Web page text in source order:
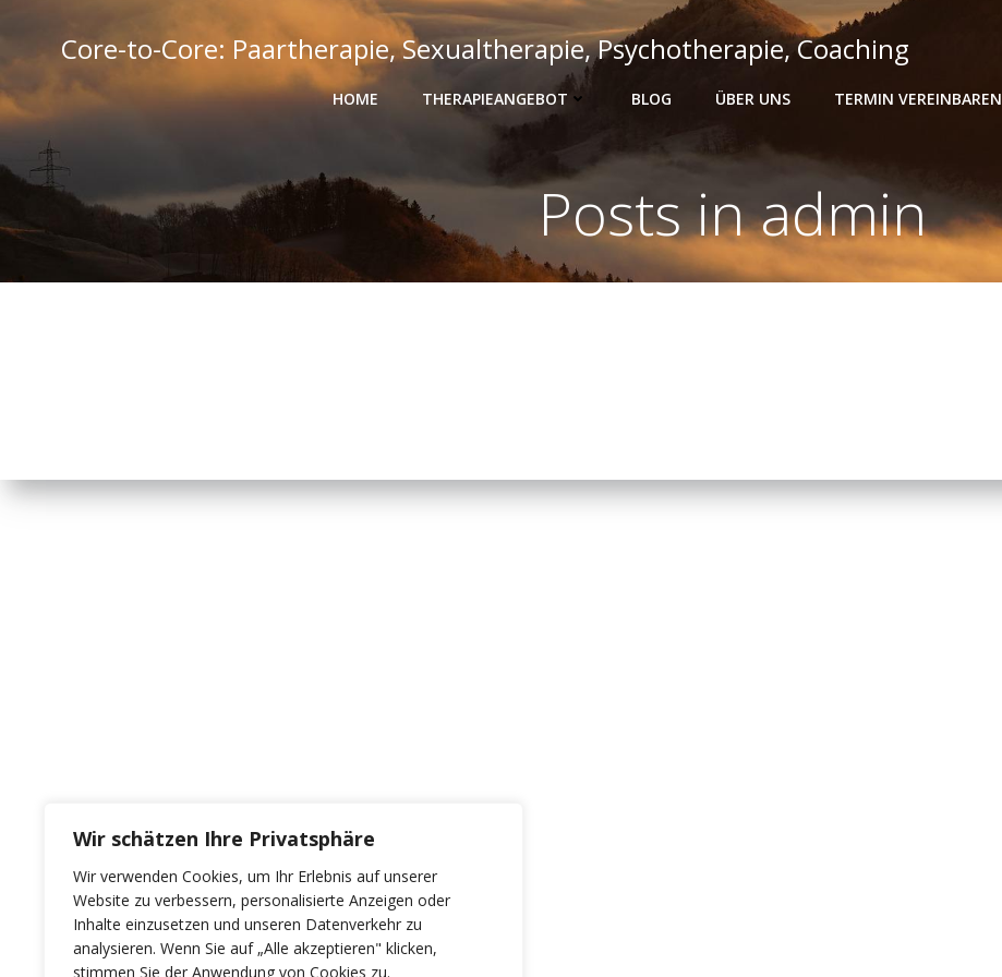
Wir schätzen Ihre Privatsphäre
Wir verwenden Cookies, um Ihr Erlebnis auf unserer
Website zu verbessern, personalisierte Anzeigen oder
Inhalte einzusetzen und unseren Datenverkehr zu
analysieren. Wenn Sie auf „Alle akzeptieren" klicken,
stimmen Sie der Anwendung von Cookies zu.
springenCore-to-Core: Paartherapie, Sexualtherapie, Psychotherapie, Coaching
HOME THERAPIEANGEBOT BLOG ÜBER UNS TERMIN VEREINBAREN
Posts inadmin